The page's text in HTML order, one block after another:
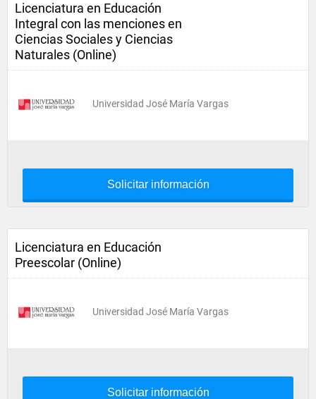
Licenciatura en Educación
Integral con las menciones en
Ciencias Sociales y Ciencias
Naturales (Online)
Universidad José María Vargas
Solicitar información
Licenciatura en Educación
Preescolar (Online)
Universidad José María Vargas
Solicitar información